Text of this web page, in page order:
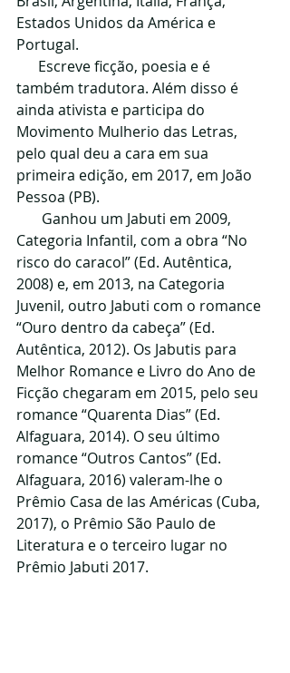
Estados Unidos da América e
Portugal.
também tradutora. Além disso é
ainda ativista e participa do
Movimento Mulherio das Letras,
pelo qual deu a cara em sua
primeira edição, em 2017, em João
Pessoa (PB).​
Categoria Infantil, com a obra “No
risco do caracol” (Ed. Autêntica,
2008) e, em 2013, na Categoria
Juvenil, outro Jabuti com o romance
“Ouro dentro da cabeça” (Ed.
Autêntica, 2012). Os Jabutis para
Melhor Romance e Livro do Ano de
Ficção chegaram em 2015, pelo seu
romance “Quarenta Dias” (Ed.
Alfaguara, 2014). O seu último
romance “Outros Cantos” (Ed.
Alfaguara, 2016) valeram-lhe o
Prêmio Casa de las Américas (Cuba,
2017), o Prêmio São Paulo de
Literatura e o terceiro lugar no
Prêmio Jabuti 2017.